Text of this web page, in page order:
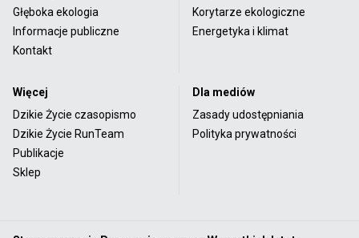
Głęboka ekologia
Informacje publiczne
Kontakt
Korytarze ekologiczne
Energetyka i klimat
Więcej
Dzikie Życie czasopismo
Dzikie Życie RunTeam
Publikacje
Sklep
Dla mediów
Zasady udostępniania
Polityka prywatności